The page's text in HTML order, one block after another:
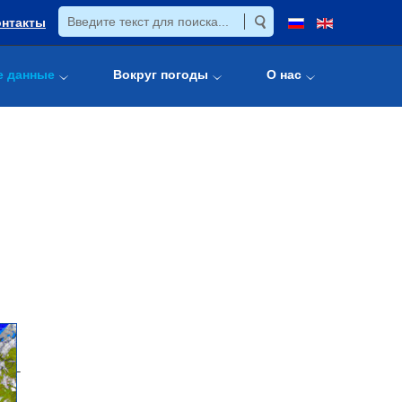
данные Вокруг погоды О нас